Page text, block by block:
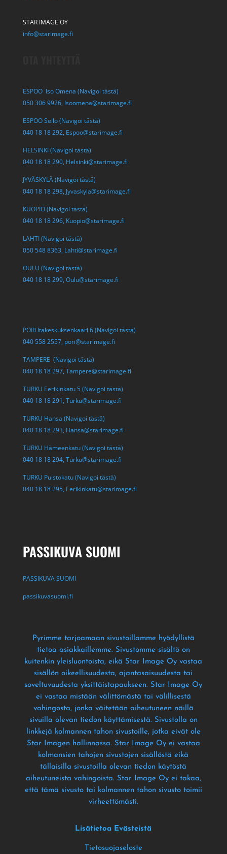
STAR IMAGE OY
info@starimage.fi
ESPOO Iso Omena (Navigoi tästä)
050 306 9926, Isoomena@starimage.fi
ESPOO Sello (Navigoi tästä)
040 18 18 292, Espoo@starimage.fi
HELSINKI (Navigoi tästä)
040 18 18 290, Helsinki@starimage.fi
JYVÄSKYLÄ (Navigoi tästä)
040 18 18 298, Jyvaskyla@starimage.fi
KUOPIO (Navigoi tästä)
040 18 18 296, Kuopio@starimage.fi
LAHTI (Navigoi tästä)
050 548 8363, Lahti@starimage.fi
OULU (Navigoi tästä)
040 18 18 299, Oulu@starimage.fi
PORI Itäkeskuksenkaari 6 (Navigoi tästä)
040 558 2557, pori@starimage.fi
TAMPERE (Navigoi tästä)
040 18 18 297, Tampere@starimage.fi
TURKU Eerikinkatu 5 (Navigoi tästä)
040 18 18 291, Turku@starimage.fi
TURKU Hansa (Navigoi tästä)
040 18 18 293, Hansa@starimage.fi
TURKU Hämeenkatu (Navigoi tästä)
040 18 18 294, Turku@starimage.fi
TURKU Puistokatu (Navigoi tästä)
040 18 18 295, Eerikinkatu@starimage.fi
PASSIKUVA SUOMI
PASSIKUVA SUOMI
passikuvasuomi.fi
Pyrimme tarjoamaan sivustoillamme hyödyllistä
tietoa asiakkaillemme. Sivustomme sisältö on
kuitenkin yleisluontoista, eikä Star Image Oy vastaa
sisällön oikeellisuudesta, ajantasaisuudesta tai
soveltuvuudesta yksittäistapaukseen. Star Image Oy
ei vastaa mistään välittömästä tai välillisestä
vahingosta, jonka väitetään aiheutuneen näillä
sivuilla olevan tiedon käyttämisestä. Sivustolla on
linkkejä kolmannen tahon sivustoille, jotka eivät ole
Star Imagen hallinnassa. Star Image Oy ei vastaa
kolmansien tahojen sivustojen sisällöstä eikä
tällaisilla sivustoilla olevan tiedon käytöstä
aiheutuneista vahingoista. Star Image Oy ei takaa,
että tämä sivusto tai kolmannen tahon sivusto toimii
virheettömästi.
Lisätietoa Evästeistä
Tietosuojaseloste